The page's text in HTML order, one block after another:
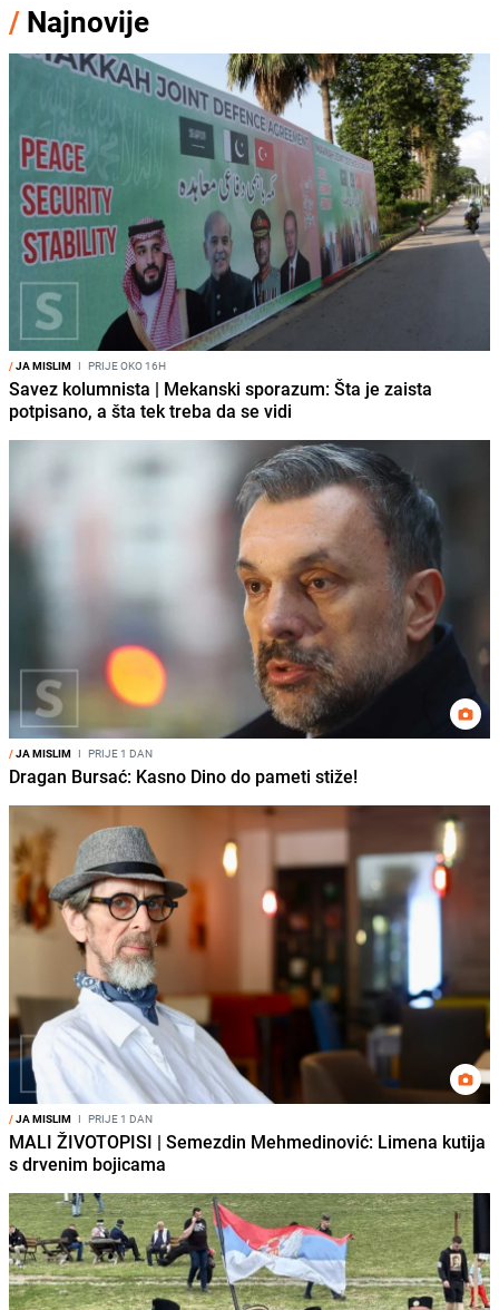
/ Najnovije
/JA MISLIM I PRIJE OKO 16H
Savez kolumnista | Mekanski sporazum: Šta je zaista
potpisano, a šta tek treba da se vidi
/JA MISLIM I PRIJE 1 DAN
Dragan Bursać: Kasno Dino do pameti stiže!
/JA MISLIM I PRIJE 1 DAN
MALI ŽIVOTOPISI | Semezdin Mehmedinović: Limena kutija
s drvenim bojicama